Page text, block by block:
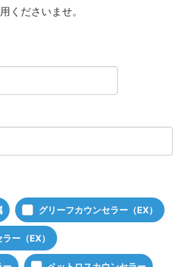
くださいませ。
グリーフカウンセラー（EX）
ー（EX）